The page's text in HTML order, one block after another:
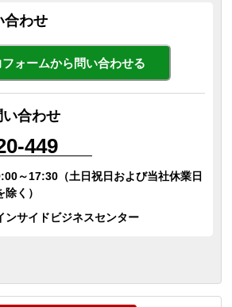
合わせ
フォームから問い合わせる
合わせ
449
～17:30（土日祝日および当社休業日
除く）
ンサイドビジネスセンター